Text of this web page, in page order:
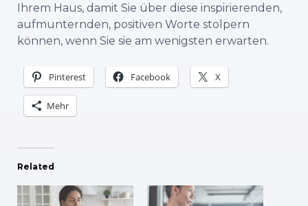
Ihrem Haus, damit Sie über diese inspirierenden,
aufmunternden, positiven Worte stolpern
können, wenn Sie sie am wenigsten erwarten.
Pinterest Facebook X
Mehr
Related